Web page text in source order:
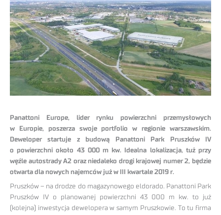
Panattoni Europe, lider rynku powierzchni przemysłowych
w Europie, poszerza swoje portfolio w regionie warszawskim.
Deweloper startuje z budową Panattoni Park Pruszków IV
o powierzchni około 43 000 m kw. Idealna lokalizacja, tuż przy
węźle autostrady A2 oraz niedaleko drogi krajowej numer 2, będzie
otwarta dla nowych najemców już w III kwartale 2019 r.
Pruszków – na drodze do magazynowego eldorado. Panattoni Park
Pruszków IV o planowanej powierzchni 43 000 m kw. to już
(kolejna) inwestycja dewelopera w samym Pruszkowie. To tu firma